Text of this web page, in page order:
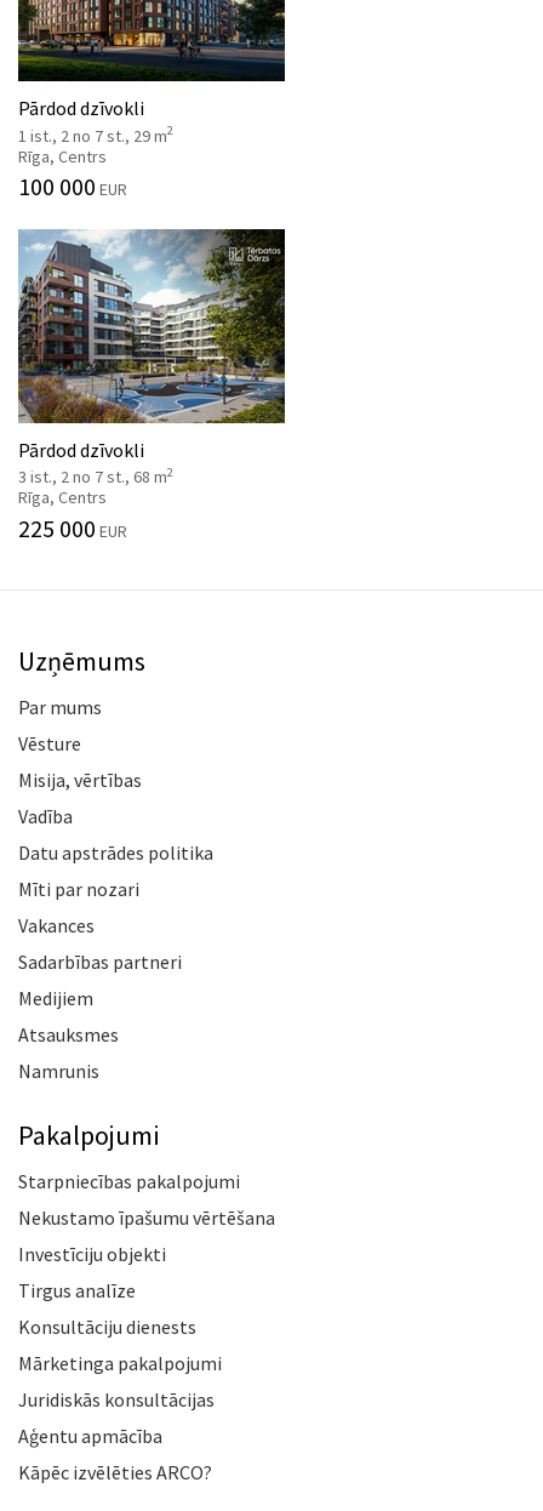
Pārdod dzīvokli
1 ist., 2 no 7 st., 29 m2
Rīga, Centrs
100 000 EUR
Pārdod dzīvokli
3 ist., 2 no 7 st., 68 m2
Rīga, Centrs
225 000 EUR
Uzņēmums
Par mums
Vēsture
Misija, vērtības
Vadība
Datu apstrādes politika
Mīti par nozari
Vakances
Sadarbības partneri
Medijiem
Atsauksmes
Namrunis
Pakalpojumi
Starpniecības pakalpojumi
Nekustamo īpašumu vērtēšana
Investīciju objekti
Tirgus analīze
Konsultāciju dienests
Mārketinga pakalpojumi
Juridiskās konsultācijas
Aģentu apmācība
Kāpēc izvēlēties ARCO?